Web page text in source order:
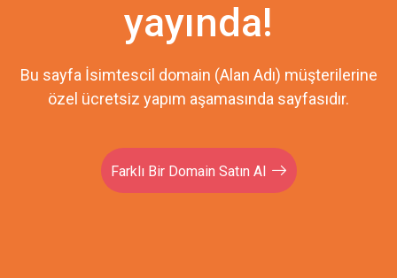
yayında!
Bu sayfa İsimtescil domain (Alan Adı) müşterilerine
özel ücretsiz yapım aşamasında sayfasıdır.
Farklı Bir Domain Satın Al